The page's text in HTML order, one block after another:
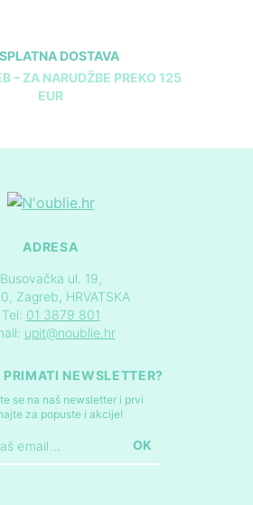
DOSTAVA
– ZA NARUDŽBE PREKO 125
EUR
ADRESA
Busovačka ul. 19,
Zagreb, HRVATSKA
Tel: 01 3879 801
upit@noublie.hr
NEWSLETTER?
se na naš newsletter i prvi
za popuste i akcije!
OK